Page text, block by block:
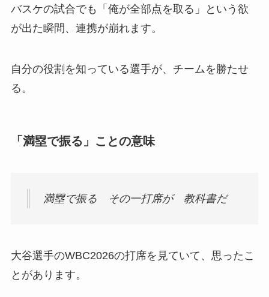
バスケの試合でも「俺が全部点を取る」という欲
が出た瞬間、連携が崩れます。
自分の役割を知っている選手が、チームを勝たせ
る。
「満塁で振る」ことの意味
満塁で振る その一打席が 教科書だ
大谷選手のWBC2026の打席を見ていて、思ったこ
とがあります。